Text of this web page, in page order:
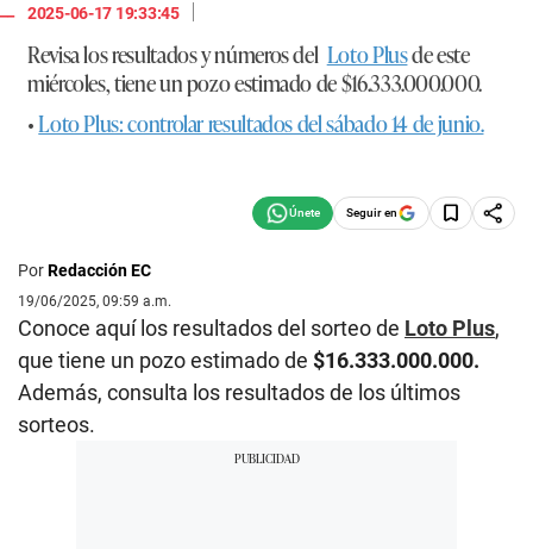
2025-06-17 19:33:45
|
Revisa los resultados y números del Loto Plusde este
miércoles, tiene un pozo estimado de$16.333.000.000.
•Loto Plus: controlar resultados del sábado 14 de junio.
Seguir en
PorRedacción EC
19/06/2025, 09:59 a.m.
Conoce aquí los resultados del sorteo de Loto Plus,
que tiene un pozo estimado de $16.333.000.000.
Además, consulta los resultados de los últimos
sorteos.